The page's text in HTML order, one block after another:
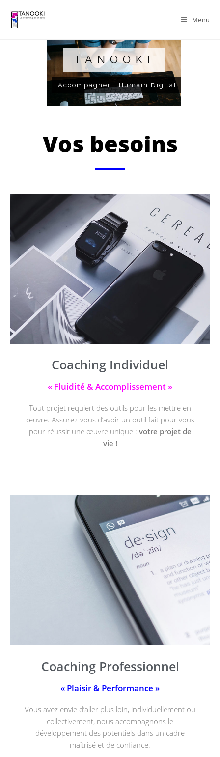
Menu
TANOOKI
Accompagner l'Humain Digital
Vos besoins
Coaching Individuel
« Fluidité & Accomplissement »
Tout projet requiert des outils pour les mettre en
œuvre. Assurez-vous d’avoir un outil fait pour vous
pour réussir une œuvre unique : votre projet de
vie !
Coaching Professionnel
« Plaisir & Performance »
Vous avez envie d’aller plus loin, individuellement ou
collectivement, nous accompagnons le
développement des potentiels dans un cadre
maîtrisé et de confiance.